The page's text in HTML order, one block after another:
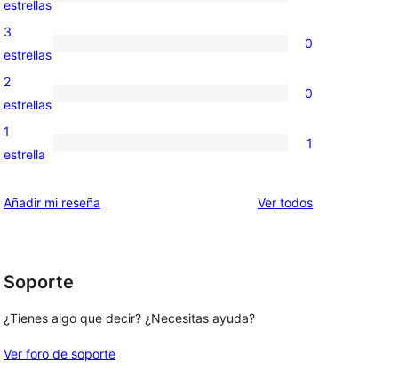
0
valoraciones
de
estrellas
0
valoraciones
de
3
estrellas
0
0
valoraciones
de
estrellas
2
estrellas
0
1
de
1
estrella
1
Añadir mi reseña Ver todoslos
Soporte
¿Tienes algo que decir? ¿Necesitas ayuda?
Ver foro de soporte